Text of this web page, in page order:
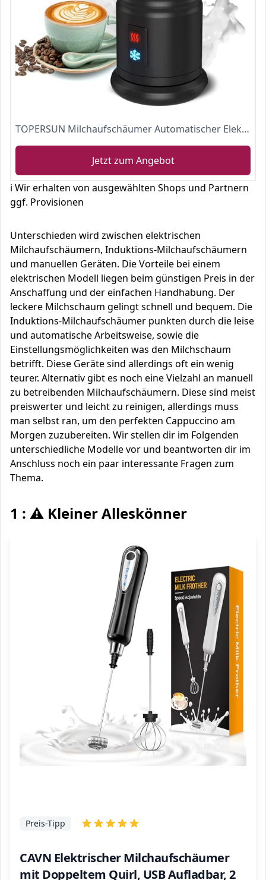
TOPERSUN Milchaufschäumer Automatischer Elektrischer 400W Für heißen und kalten Milchschaum und Milchheizung Ein Klick Steuerung Wenig Lärmrostfreier Stahl Geeignet für Cappuccino order Latte usw
Jetzt zum Angebot
ℹ️ Wir erhalten von ausgewählten Shops und Partnern
ggf. Provisionen
Unterschieden wird zwischen elektrischen
Milchaufschäumern, Induktions-Milchaufschäumern
und manuellen Geräten. Die Vorteile bei einem
elektrischen Modell liegen beim günstigen Preis in der
Anschaffung und der einfachen Handhabung. Der
leckere Milchschaum gelingt schnell und bequem. Die
Induktions-Milchaufschäumer punkten durch die leise
und automatische Arbeitsweise, sowie die
Einstellungsmöglichkeiten was den Milchschaum
betrifft. Diese Geräte sind allerdings oft ein wenig
teurer. Alternativ gibt es noch eine Vielzahl an manuell
zu betreibenden Milchaufschäumern. Diese sind meist
preiswerter und leicht zu reinigen, allerdings muss
man selbst ran, um den perfekten Cappuccino am
Morgen zuzubereiten. Wir stellen dir im Folgenden
unterschiedliche Modelle vor und beantworten dir im
Anschluss noch ein paar interessante Fragen zum
Thema.
1 : ⚠️ Kleiner Alleskönner
CAVN Elektrischer Milchaufschäumer
mit Doppeltem Quirl, USB Aufladbar, 2
Preis-Tipp